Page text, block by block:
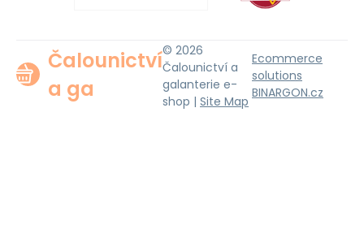
Čalounictví
a ga
© 2026
Čalounictví a
galanterie e-
shop | Site Map
Ecommerce
solutions
BINARGON.cz